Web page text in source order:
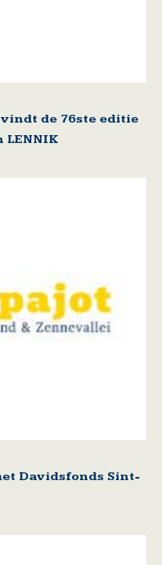
vindt de 76ste editie
LENNIK
Davidsfonds Sint-